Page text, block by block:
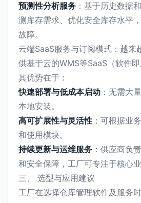
预测性分析服务 ：基于历史数据
测库存需求、优化安全库存水平
故障。
云端SaaS服务与订阅模式：越来
供基于云的WMS等SaaS（软件即
其优势在于：
快速部署与低成本启动 ：无需大
本地安装。
高可扩展性与灵活性 ：可根据业
和使用模块。
持续更新与运维服务 ：供应商负
和安全保障，工厂可专注于核心业
三、 选型与应用建议
工厂在选择仓库管理软件及服务